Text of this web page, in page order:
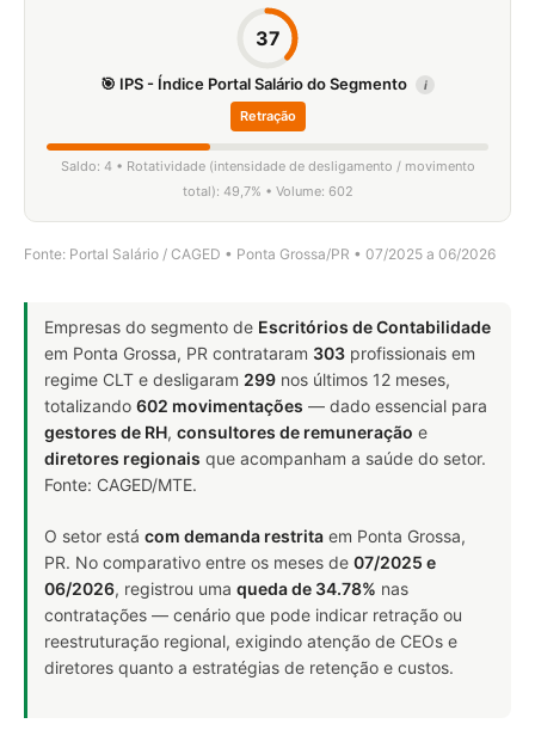
37
🎯 IPS - Índice Portal Salário do Segmento i
Retração
Saldo: 4 • Rotatividade (intensidade de desligamento / movimento
total): 49,7% • Volume: 602
Fonte: Portal Salário / CAGED • Ponta Grossa/PR • 07/2025 a 06/2026
Empresas do segmento de Escritórios de Contabilidade
em Ponta Grossa, PR contrataram 303 profissionais em
regime CLT e desligaram 299 nos últimos 12 meses,
totalizando 602 movimentações — dado essencial para
gestores de RH, consultores de remuneração e
diretores regionais que acompanham a saúde do setor.
Fonte: CAGED/MTE.
O setor está com demanda restrita em Ponta Grossa,
PR. No comparativo entre os meses de 07/2025 e
06/2026, registrou uma queda de 34.78% nas
contratações — cenário que pode indicar retração ou
reestruturação regional, exigindo atenção de CEOs e
diretores quanto a estratégias de retenção e custos.